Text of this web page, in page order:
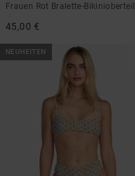
Frauen Rot Bralette-Bikinioberteil
45,00 €
NEUHEITEN